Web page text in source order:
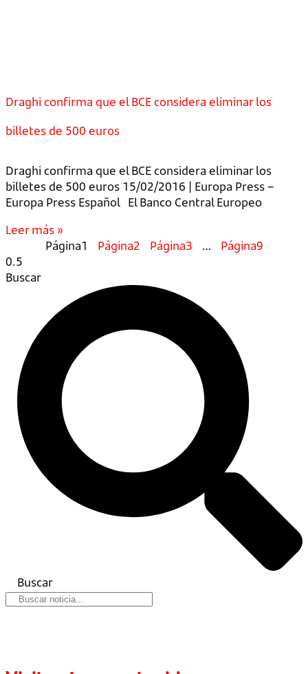
Draghi confirma que el BCE considera eliminar los
billetes de 500 euros
Draghi confirma que el BCE considera eliminar los
billetes de 500 euros 15/02/2016 | Europa Press –
Europa Press Español El Banco Central Europeo
Leer más »
Página1 Página2 Página3 … Página9
Buscar
Buscar